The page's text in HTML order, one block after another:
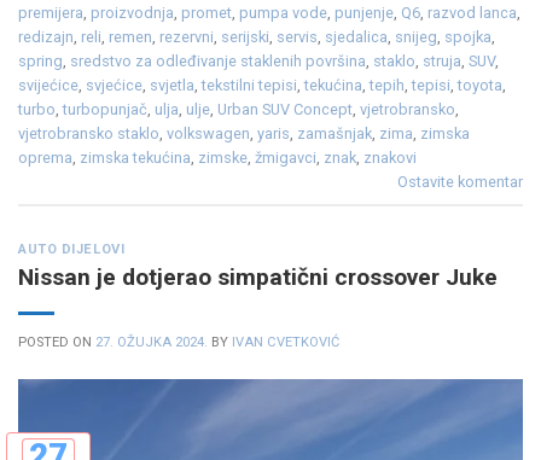
premijera, proizvodnja, promet, pumpa vode, punjenje, Q6, razvod lanca,
redizajn, reli, remen, rezervni, serijski, servis, sjedalica, snijeg, spojka,
spring, sredstvo za odleđivanje staklenih površina, staklo, struja, SUV,
svijećice, svjećice, svjetla,tekstilni tepisi,tekućina,tepih,tepisi,toyota,
turbo,turbopunjač, ulja, ulje, Urban SUV Concept, vjetrobransko,
vjetrobransko staklo, volkswagen, yaris, zamašnjak, zima, zimska
oprema, zimska tekućina, zimske, žmigavci, znak, znakovi
Ostavite komentar
AUTO DIJELOVI
Nissan je dotjerao simpatični crossover Juke
POSTED ON 27. OŽUJKA 2024. BY IVAN CVETKOVIĆ